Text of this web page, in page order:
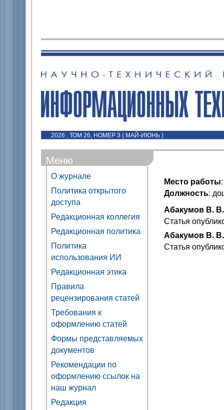
2026 , ТОМ 26, НОМЕР 3 ( МАЙ-ИЮНЬ )
Меню
О журнале
Политика открытого
доступа
Редакционная коллегия
Редакционная политика
Политика
использования ИИ
Редакционная этика
Правила
рецензирования статей
Требования к
оформлению статей
Формы представляемых
документов
Рекомендации по
оформлению ссылок на
наш журнал
Редакция
Место работы
Должность:
Абакумов В. В.
Статья
Абакумов В. В.
Статья